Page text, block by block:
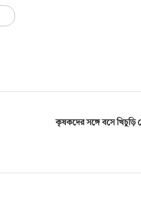
কৃষকদের সঙ্গে বসে খিচুড়ি